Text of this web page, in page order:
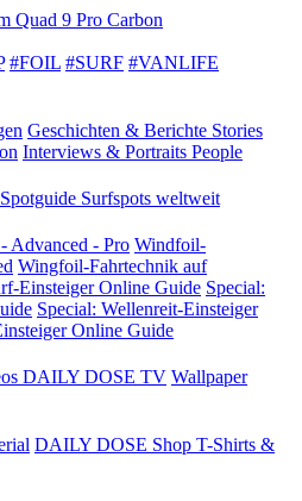
#FOIL #SURF #VANLIFE
Geschichten & Berichte Stories
Interviews & Portraits People
Spotguide Surfspots weltweit
Advanced - Pro Windfoil-
Wingfoil-Fahrtechnik auf
EinsteigerOnline Guide Special:
Special: Wellenreit-Einsteiger
Online Guide
DAILY DOSE TV Wallpaper
DAILY DOSE Shop T-Shirts &